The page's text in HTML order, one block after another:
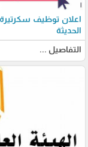
اعلان توظيف
الحديثة
التفاصيل ...